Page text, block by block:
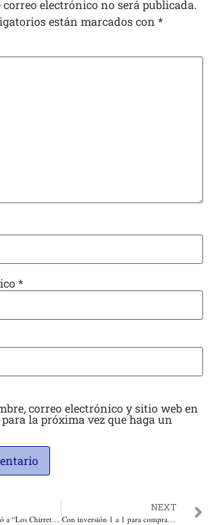
electrónico no será publicada.
están marcados con *
*
correo electrónico y sitio web en
la próxima vez que haga un
Policía desarticuló a “Los Chirretes”, dedicados al hurto de pasajeros de buses urbanos en Barranquilla. Dos de estos elementos eran venezolanos
NEXT
Con inversión 1 a 1 para compra de ambulancias, Gobernación del Cesar y MinSalud renovarán el viejo parque automotor de la red pública hospitalaria